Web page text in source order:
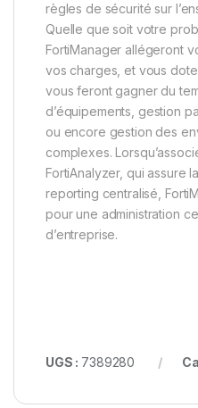
règles de sécurité sur
Quelle que soit votre
FortiManager allégeront
vos charges, et vous
vous feront gagner du
d’équipements, gestion
ou encore gestion des
complexes.
FortiAnalyzer, qui assure
reporting centralisé,
pour une administration
d’entreprise.
UGS : 7389280